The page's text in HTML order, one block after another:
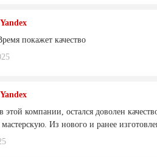
покажет качество
этой компании, остался доволен
Из нового и ранее